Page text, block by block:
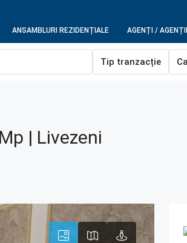
ANSAMBLURI REZIDENȚIALE AGENȚI / AGENȚII
Tip tranzacție
| Livezeni